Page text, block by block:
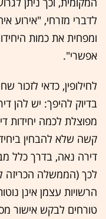
לדברי מזרחי, "אירוע
ומפחית את כמות
אפשרי".
לחילופין, כדאי לזכור
בדיוק להיפך: יש להן
מפוצלת לכמה יחידות
קשה שלא להבחין
דירה נאה, בדרך כלל
לכך (הממשלה הכריזה
הרשויות עצמן אינן
טורחים לבקש אישור